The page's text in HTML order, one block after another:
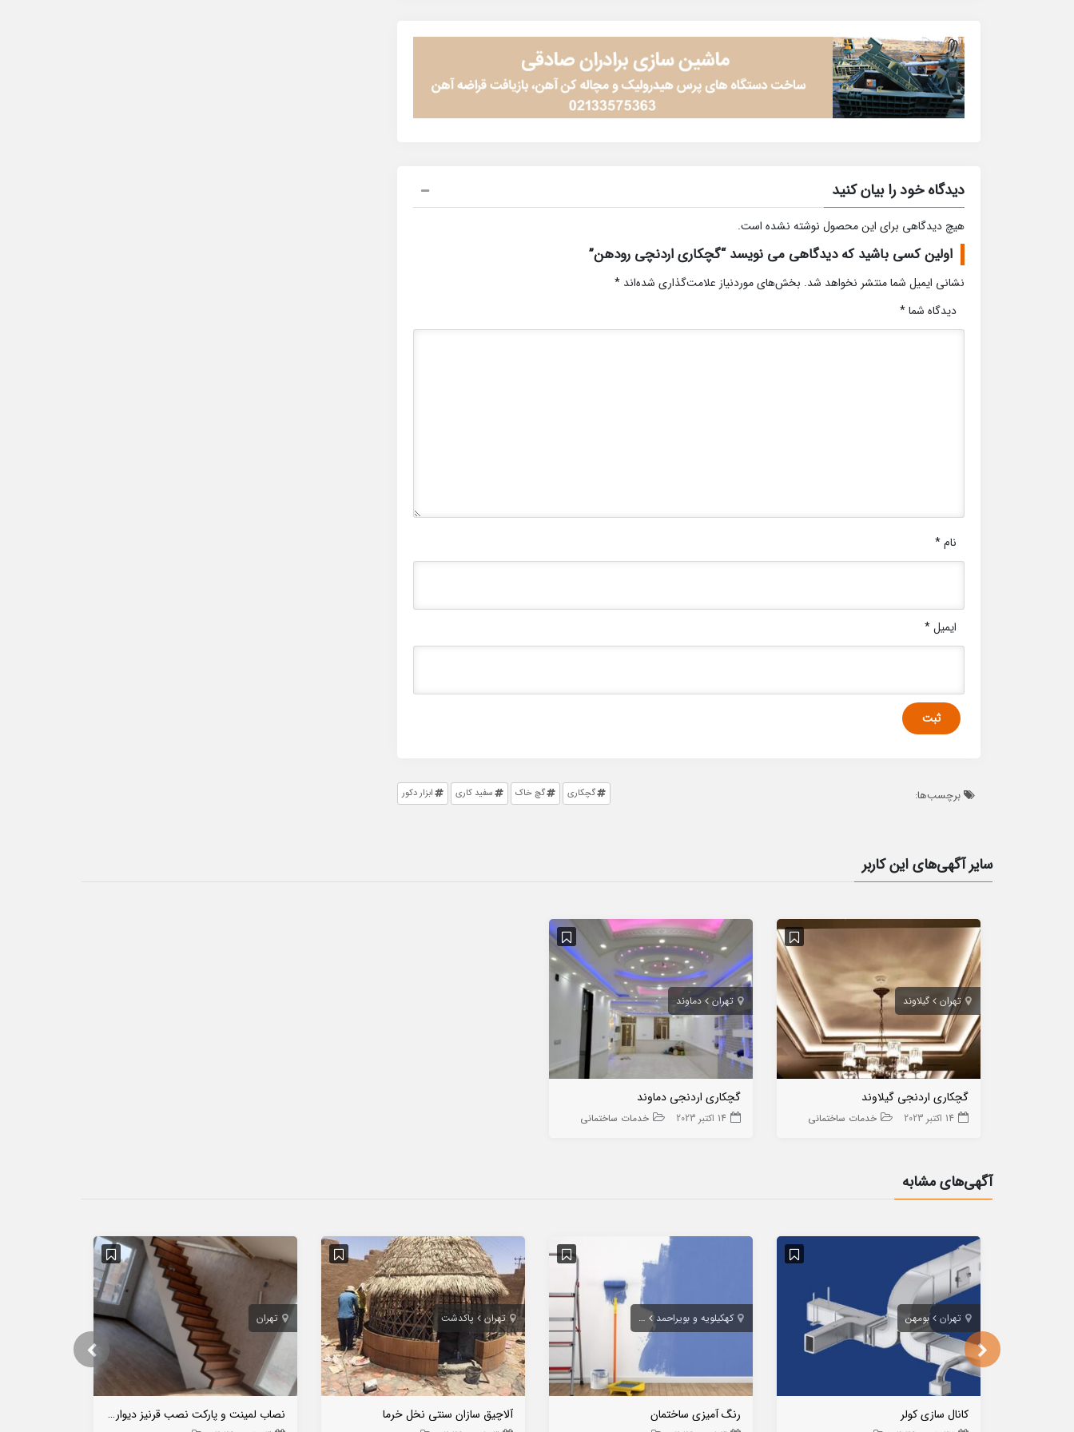
دیدگاه خود را بیان کنید
هیچ دیدگاهی برای این محصول نوشته نشده است.
اولین کسی باشید که دیدگاهی می نویسد “گچکاری اردنچی رودهن”
نشانی ایمیل شما منتشر نخواهد شد. بخش‌های موردنیاز علامت‌گذاری شده‌اند *
دیدگاه شما*
نام*
ایمیل*
برچسب‌ها: گچکاری گچ خاک سفید کاری ابزار دکور
سایر آگهی‌های این کاربر
تهران گیلاوند
گچکاری اردنجی گیلاوند
14 اکتبر 2023 خدمات ساختمانی
تهران دماوند
گچکاری اردنجی دماوند
14 اکتبر 2023 خدمات ساختمانی
آگهی‌های مشابه
تهران بومهن
کانال سازی کولر
کهکیلویه و بویراحمد دوگنبدان
رنگ آمیزی ساختمان
تهران پاکدشت
آلاچیق سازان سنتی نخل خرما
تهران
نصاب لمینت و پارکت نصب قرنیز دیوارپوش و کفپوش